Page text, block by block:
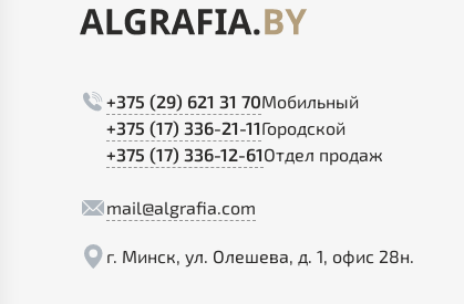
+375 (29) 621 31 70Мобильный
+375 (17) 336-21-11Городской
+375 (17) 336-12-61Отдел продаж
mail@algrafia.com
г. Минск, ул. Олешева, д. 1, офис 28н.